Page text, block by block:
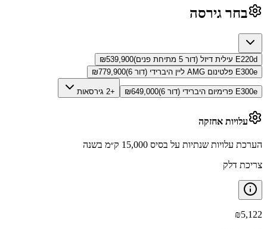
בחר גירסה
E220d עילית דיזל (דור 5 מתיחת פנים) ₪539,900
E300e פלטינום AMG ליין היברידי (דור 6)
₪779,900
E300e פרימיום היברידי (דור 6) ₪649,000 +2 גירסאות
עלויות אחזקה
הערכת עלויות שנתיות על בסיס 15,000 ק״מ בשנה
צריכת דלק
₪5,122